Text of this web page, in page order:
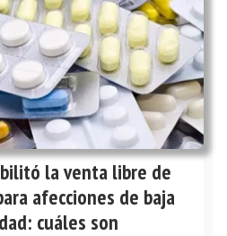
la venta libre de
afecciones de baja
cuáles son